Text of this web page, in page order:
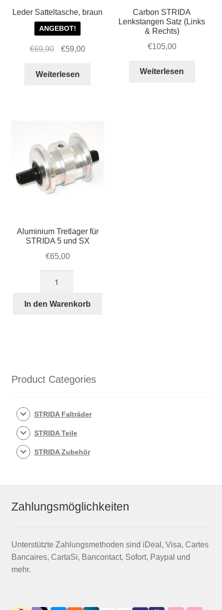
Leder Satteltasche, braun
ANGEBOT!
€69,90
Ursprünglicher
war:
€59,00Aktueller
Weiterlesen
Carbon STRIDA
Lenkstangen Satz (Links
& Rechts)
€105,00
Weiterlesen
Aluminium Tretlager für
STRIDA 5 und SX
€65,00
für
In den Warenkorb
Product Categories
STRIDA Falträder
STRIDA Teile
STRIDA Zubehör
Zahlungsmöglichkeiten
Unterstützte Zahlungsmethoden sind iDeal, Visa, Cartes
Bancaires, CartaSi, Bancontact, Sofort, Paypal und
mehr.